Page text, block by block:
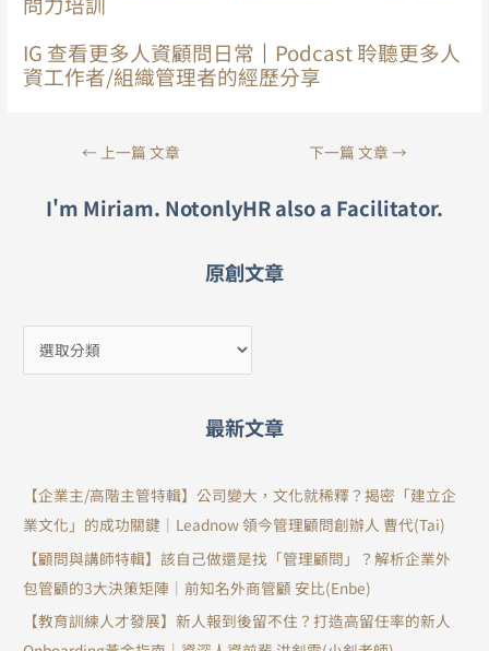
IG 查看更多人資顧問日常 ｜ Podcast 聆聽更多人
資工作者/組織管理者的經歷分享
← 上一篇 文章 下一篇 文章 →
I'm Miriam. NotonlyHR also a Facilitator.
原創文章
最新文章
【企業主/高階主管特輯】公司變大，文化就稀釋？揭密「建立企
業文化」的成功關鍵｜Leadnow 領今管理顧問創辦人 曹代(Tai)
【顧問與講師特輯】該自己做還是找「管理顧問」？解析企業外
包管顧的3大決策矩陣｜前知名外商管顧 安比(Enbe)
【教育訓練人才發展】新人報到後留不住？打造高留任率的新人